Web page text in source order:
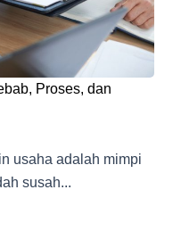
Proses, dan
usaha adalah mimpi
susah...